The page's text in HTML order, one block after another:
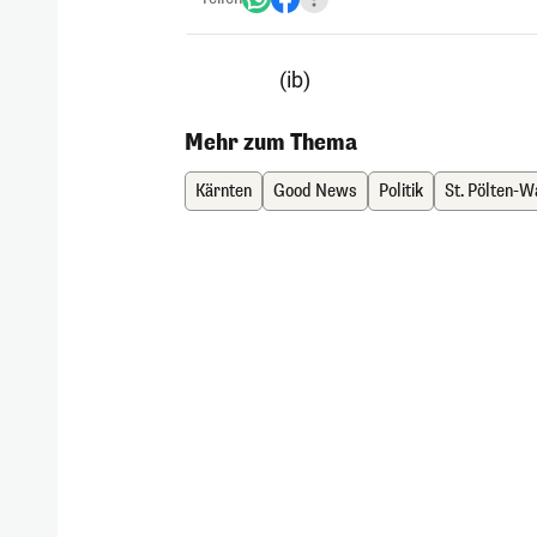
(ib)
Mehr zum Thema
Kärnten Good News Politik St. Pölten-